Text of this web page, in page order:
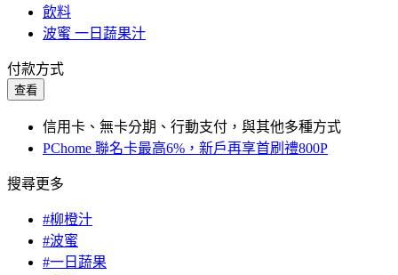
飲料
波蜜 一日蔬果汁
付款方式
查看
信用卡、無卡分期、行動支付，與其他多種方式
PChome 聯名卡最高6%，新戶再享首刷禮800P
搜尋更多
#柳橙汁
#波蜜
#一日蔬果